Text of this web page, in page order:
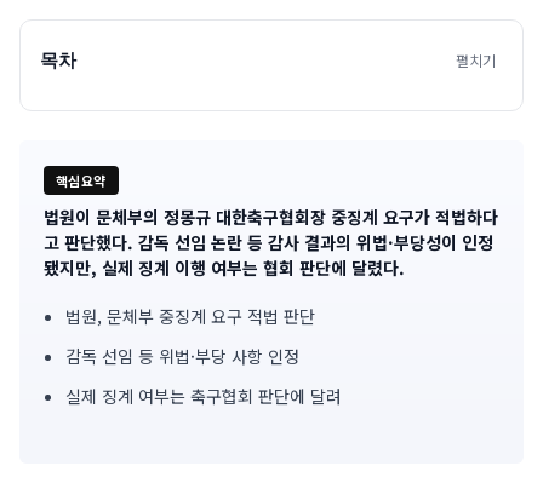
목차 펼치기
핵심요약
기
사
핵
심
법원이 문체부의 정몽규 대한축구협회장 중징계 요구가 적법하다
고 판단했다. 감독 선임 논란 등 감사 결과의 위법·부당성이 인정
됐지만, 실제 징계 이행 여부는 협회 판단에 달렸다.
법원, 문체부 중징계 요구 적법 판단
감독 선임 등 위법·부당 사항 인정
실제 징계 여부는 축구협회 판단에 달려